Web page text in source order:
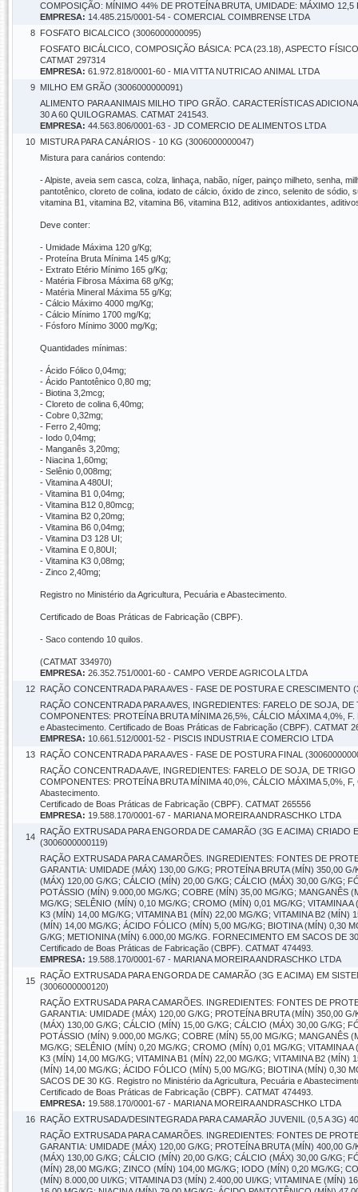
COMPOSIÇÃO: MÍNIMO 44% DE PROTEÍNA BRUTA, UMIDADE: MÁXIMO
EMPRESA: 14.485.215/0001-54 - COMERCIAL COIMBRENSE LTDA
8 FOSFATO BICALCICO (3006000000095)
FOSFATO BICÁLCICO, COMPOSIÇÃO BÁSICA: PCA (23.18), ASPECTO
CATMAT 297314
EMPRESA: 61.972.818/0001-60 - MIA VITTA NUTRICAO ANIMAL LTDA
9 MILHO EM GRÃO (3006000000091)
ALIMENTO PARA ANIMAIS MILHO TIPO GRÃO. CARACTERÍSTICAS
30 A 60 QUILOGRAMAS. CATMAT 241543.
EMPRESA: 44.563.806/0001-63 - JD COMERCIO DE ALIMENTOS LTDA
10 MISTURA PARA CANÁRIOS - 10 KG (3006000000047)
Mistura para canários contendo:
- Alpiste, aveia sem casca, colza, linhaça, nabão, níger, painço milheto, senha,
pantotênico, cloreto de colina, iodato de cálcio, óxido de zinco, selenito de
vitamina B1, vitamina B2, vitamina B6, vitamina B12, aditivos antioxidantes,
Deve conter:
- Umidade Máxima 120 g/Kg;
- Proteína Bruta Mínima 145 g/Kg;
- Extrato Etério Mínimo 165 g/Kg;
- Matéria Fibrosa Máxima 68 g/Kg;
- Matéria Mineral Máxima 55 g/Kg;
- Cálcio Máximo 4000 mg/Kg;
- Cálcio Mínimo 1700 mg/Kg;
- Fósforo Mínimo 3000 mg/Kg;
Quantidades mínimas:
- Ácido Fólico 0,04mg;
- Ácido Pantotênico 0,80 mg;
- Biotina 3,2mcg;
- Cloreto de colina 6,40mg;
- Cobre 0,32mg;
- Ferro 2,40mg;
- Iodo 0,04mg;
- Manganês 3,20mg;
- Niacina 1,60mg;
- Selênio 0,008mg;
- Vitamina A 480UI;
- Vitamina B1 0,04mg;
- Vitamina B12 0,80mcg;
- Vitamina B2 0,20mg;
- Vitamina B6 0,04mg;
- Vitamina D3 128 UI;
- Vitamina E 0,80UI;
- Vitamina K3 0,08mg;
- Zinco 2,40mg;
Registro no Ministério da Agricultura, Pecuária e Abastecimento.
Certificado de Boas Práticas de Fabricação (CBPF).
- Saco contendo 10 quilos.
(CATMAT 334970)
EMPRESA: 26.352.751/0001-60 - CAMPO VERDE AGRICOLA LTDA
12 RAÇÃO CONCENTRADA PARA AVES - FASE DE POSTURA E CRESCIMENTO
RAÇÃO CONCENTRADA PARA AVES, INGREDIENTES: FARELO DE SOJA,
COMPONENTES: PROTEÍNA BRUTA MÍNIMA 26,5%, CÁLCIO MÁXIMA 4,0%,
e Abastecimento. Certificado de Boas Práticas de Fabricação (CBPF). CATMAT
EMPRESA: 10.661.512/0001-52 - PISCIS INDUSTRIA E COMERCIO LTDA
13 RAÇÃO CONCENTRADA PARA AVES - FASE DE POSTURA FINAL
RAÇÃO CONCENTRADA AVE, INGREDIENTES: FARELO DE SOJA, DE
COMPONENTES: PROTEÍNA BRUTA MÍNIMA 40,0%, CÁLCIO MÁXIMA 5,0%,
Abastecimento.
Certificado de Boas Práticas de Fabricação (CBPF). CATMAT 265556
EMPRESA: 19.588.170/0001-67 - MARIANA MOREIRA ANDRASCHKO LTDA
14
RAÇÃO EXTRUSADA PARA ENGORDA DE CAMARÃO (3G E ACIMA) CRIADO
(3006000000119)
RAÇÃO EXTRUSADA PARA CAMARÕES. INGREDIENTES: FONTES DE
GARANTIA: UMIDADE (MÁX) 130,00 G/KG; PROTEÍNA BRUTA (MÍN) 350,00
(MÁX) 120,00 G/KG; CÁLCIO (MÍN) 20,00 G/KG; CÁLCIO (MÁX) 30,00 G/KG;
POTÁSSIO (MÍN) 9.000,00 MG/KG; COBRE (MÍN) 35,00 MG/KG;
MG/KG; SELÊNIO (MÍN) 0,10 MG/KG; CROMO (MÍN) 0,01 MG/KG; VITAMINA
K3 (MÍN) 14,00 MG/KG; VITAMINA B1 (MÍN) 22,00 MG/KG; VITAMINA B2
(MÍN) 14,00 MG/KG; ÁCIDO FÓLICO (MÍN) 5,00 MG/KG; BIOTINA (MÍN) 0,30
G/KG; METIONINA (MÍN) 6.000,00 MG/KG. FORNECIMENTO EM SACOS DE
Certificado de Boas Práticas de Fabricação (CBPF). CATMAT 474493.
EMPRESA: 19.588.170/0001-67 - MARIANA MOREIRA ANDRASCHKO LTDA
15
RAÇÃO EXTRUSADA PARA ENGORDA DE CAMARÃO (3G E ACIMA) EM
(3006000000120)
RAÇÃO EXTRUSADA PARA CAMARÕES. INGREDIENTES: FONTES DE
GARANTIA: UMIDADE (MÁX) 120,00 G/KG; PROTEÍNA BRUTA (MÍN) 350,00
(MÁX) 130,00 G/KG; CÁLCIO (MÍN) 15,00 G/KG; CÁLCIO (MÁX) 30,00 G/KG;
POTÁSSIO (MÍN) 9.000,00 MG/KG; COBRE (MÍN) 55,00 MG/KG;
MG/KG; SELÊNIO (MÍN) 0,20 MG/KG; CROMO (MÍN) 0,01 MG/KG; VITAMINA
K3 (MÍN) 14,00 MG/KG; VITAMINA B1 (MÍN) 22,00 MG/KG; VITAMINA B2
(MÍN) 14,00 MG/KG; ÁCIDO FÓLICO (MÍN) 5,00 MG/KG; BIOTINA (MÍN) 0,30
SACOS DE 30 KG. Registro no Ministério da Agricultura, Pecuária e
Certificado de Boas Práticas de Fabricação (CBPF). CATMAT 474493.
EMPRESA: 19.588.170/0001-67 - MARIANA MOREIRA ANDRASCHKO LTDA
16 RAÇÃO EXTRUSADA/DESINTEGRADA PARA CAMARÃO JUVENIL (0,5 A 3G)
RAÇÃO EXTRUSADA PARA CAMARÕES. INGREDIENTES: FONTES DE
GARANTIA: UMIDADE (MÁX) 120,00 G/KG; PROTEÍNA BRUTA (MÍN) 400,00
(MÁX) 130,00 G/KG; CÁLCIO (MÍN) 20,00 G/KG; CÁLCIO (MÁX) 30,00 G/KG;
(MÍN) 28,00 MG/KG; ZINCO (MÍN) 104,00 MG/KG; IODO (MÍN) 0,20 MG/KG;
(MÍN) 8.000,00 UI/KG; VITAMINA D3 (MÍN) 2.400,00 UI/KG; VITAMINA E (MÍN)